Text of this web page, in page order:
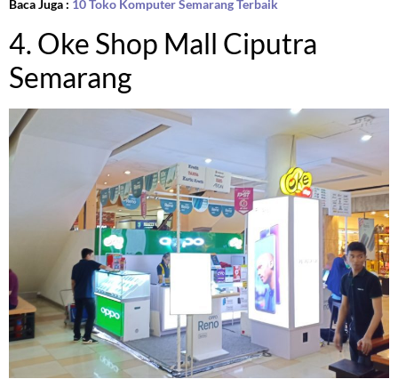
Baca Juga : 10 Toko Komputer Semarang Terbaik
4. Oke Shop Mall Ciputra
Semarang